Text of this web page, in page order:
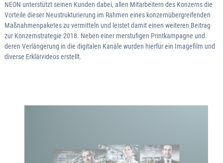
NEON unterstützt seinen Kunden dabei, allen Mitarbeitern des Konzerns die
Vorteile dieser Neustrukturierung im Rahmen eines konzernübergreifenden
Maßnahmenpaketes zu vermitteln und leistet damit einen weiteren Beitrag
zur Konzernstrategie 2018. Neben einer merstufigen Printkampagne und
deren Verlängerung in die digitalen Kanäle wurden hierfür ein Imagefilm und
diverse Erklärvideos erstellt.